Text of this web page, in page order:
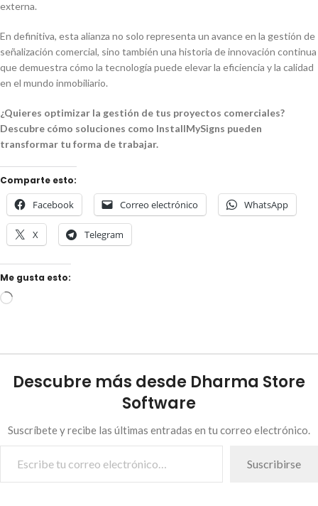
externa.
En definitiva, esta alianza no solo representa un avance en la gestión de
señalización comercial, sino también una historia de innovación continua
que demuestra cómo la tecnología puede elevar la eficiencia y la calidad
en el mundo inmobiliario.
¿Quieres optimizar la gestión de tus proyectos comerciales?
Descubre cómo soluciones como InstallMySigns pueden
transformar tu forma de trabajar.
Comparte esto:
Facebook Correo electrónico WhatsApp
X Telegram
Me gusta esto:
Descubre más desde Dharma Store
Software
Suscríbete y recibe las últimas entradas en tu correo electrónico.
Suscribirse